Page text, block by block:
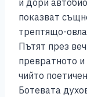
и дори
показват
трептящо-
Пътят през
превратното
чийто
Ботевата